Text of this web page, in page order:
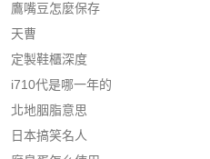
鷹嘴豆怎麼保存
天曹
定製鞋櫃深度
i710代是哪一年的
北地胭脂意思
日本搞笑名人